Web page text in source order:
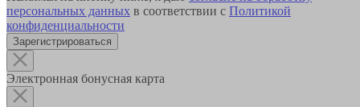
персональных данных в соответствии с Политикой
конфиденциальности
Зарегистрироваться
Электронная бонусная карта